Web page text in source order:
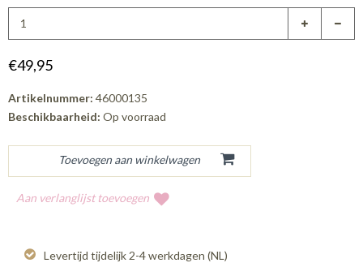
€49,95
Artikelnummer: 46000135
Beschikbaarheid: Op voorraad
Aan verlanglijst toevoegen
Levertijd tijdelijk 2-4 werkdagen (NL)